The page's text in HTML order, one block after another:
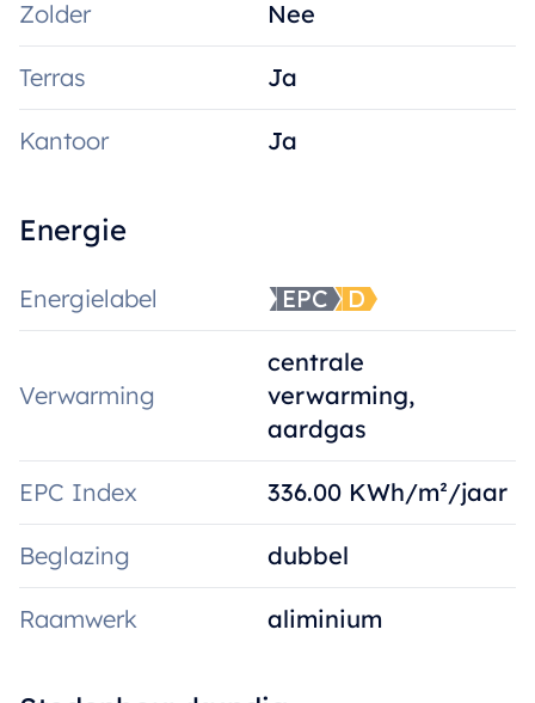
Zolder Nee
Terras Ja
Kantoor Ja
Energie
Energielabel EPC D
Verwarming
centrale
verwarming,
aardgas
EPC Index 336.00 KWh/m²/jaar
Beglazing dubbel
Raamwerk aliminium